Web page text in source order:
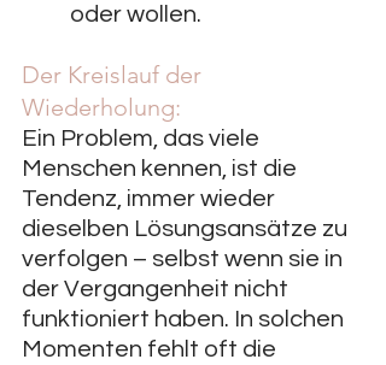
oder wollen.
Der Kreislauf der
Wiederholung:
Ein Problem, das viele
Menschen kennen, ist die
Tendenz, immer wieder
dieselben Lösungsansätze zu
verfolgen – selbst wenn sie in
der Vergangenheit nicht
funktioniert haben. In solchen
Momenten fehlt oft die